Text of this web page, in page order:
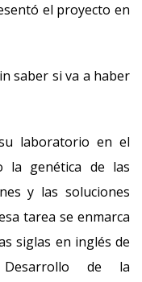
el proyecto en
saber si va a haber
laboratorio en el
la genética de las
y las soluciones
tarea se enmarca
siglas en inglés de
de la